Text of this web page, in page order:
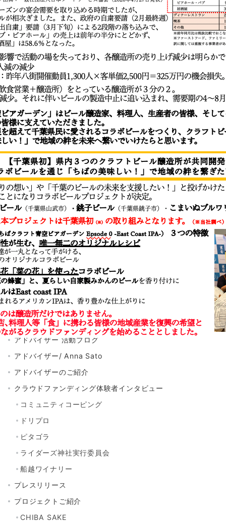
Menu
chibabeer-press1
2020年6月25日
広報・PR 石井貴美子
サイト内検索
検
索：
カテゴリー
ちば クラウドファンディングとは
アドバイザー 活動ブログ
アドバイザー/ Anna Sato
アドバイザーのご紹介
クラウドファンディング体験者インタビュー
コミュニティコーピング
ドリプロ
ピタゴラ
ライダーズ神社実行委員会
船越ワイナリー
プレスリリース
プロジェクトご紹介
CHIBA SAKE